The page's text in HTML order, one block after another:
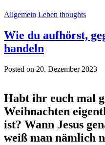
Allgemein Leben thoughts
Wie du aufhörst,
handeln
Posted on 20. Dezember 2023
Habt ihr euch mal
Weihnachten
ist? Wann Jesus
weiß man nämlich